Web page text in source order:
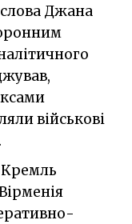
Джана
військові